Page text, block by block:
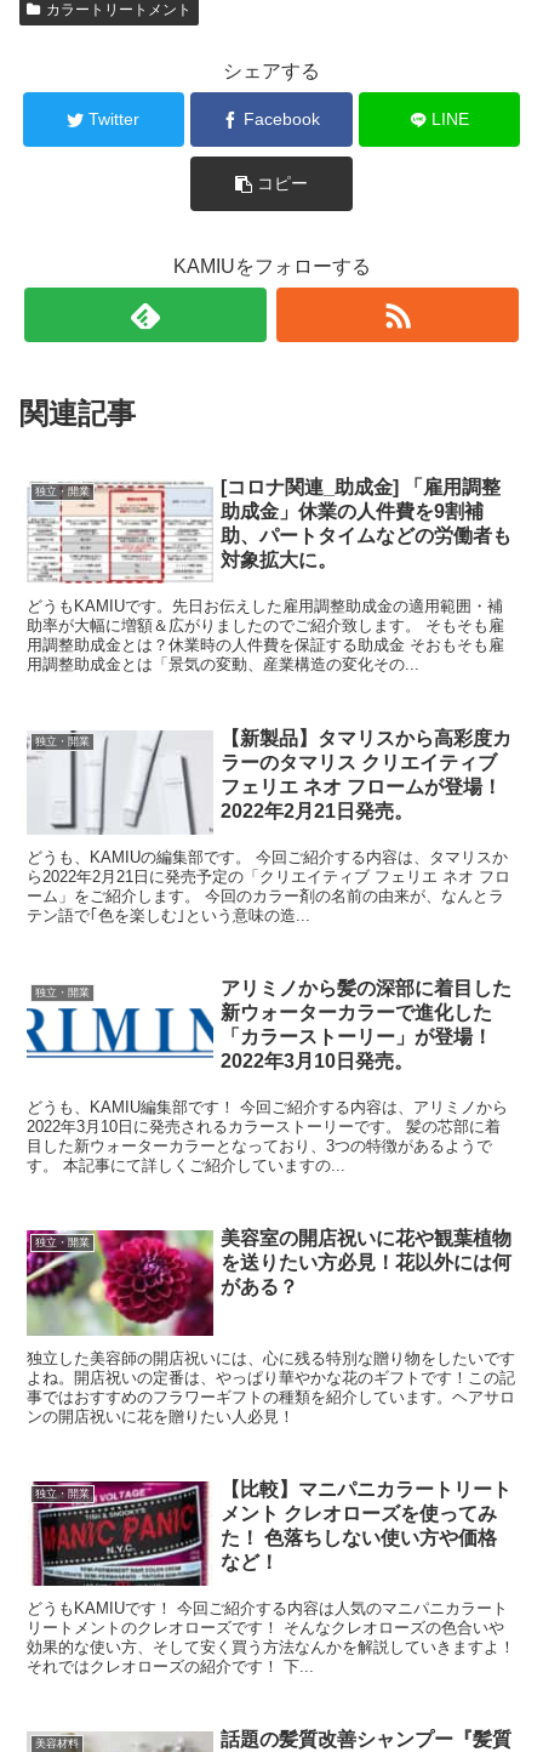
カラートリートメント
シェアする
Twitter Facebook LINE
コピー
KAMIUをフォローする
関連記事
独立・開業
[コロナ関連_助成金] 「雇用調整
助成金」休業の人件費を9割補
助、パートタイムなどの労働者も
対象拡大に。
どうもKAMIUです。先日お伝えした雇用調整助成金の適用範囲・補
助率が大幅に増額＆広がりましたのでご紹介致します。 そもそも雇
用調整助成金とは？休業時の人件費を保証する助成金 そおもそも雇
用調整助成金とは「景気の変動、産業構造の変化その...
独立・開業
【新製品】タマリスから高彩度カ
ラーのタマリス クリエイティブ
フェリエ ネオ フロームが登場！
2022年2月21日発売。
どうも、KAMIUの編集部です。 今回ご紹介する内容は、タマリスか
ら2022年2月21日に発売予定の「クリエイティブ フェリエ ネオ フロ
ーム」をご紹介します。 今回のカラー剤の名前の由来が、なんとラ
テン語で｢色を楽しむ｣という意味の造...
独立・開業
アリミノから髪の深部に着目した
新ウォーターカラーで進化した
「カラーストーリー」が登場！
2022年3月10日発売。
どうも、KAMIU編集部です！ 今回ご紹介する内容は、アリミノから
2022年3月10日に発売されるカラーストーリーです。 髪の芯部に着
目した新ウォーターカラーとなっており、3つの特徴があるようで
す。 本記事にて詳しくご紹介していますの...
独立・開業
美容室の開店祝いに花や観葉植物
を送りたい方必見！花以外には何
がある？
独立した美容師の開店祝いには、心に残る特別な贈り物をしたいです
よね。開店祝いの定番は、やっぱり華やかな花のギフトです！この記
事ではおすすめのフラワーギフトの種類を紹介しています。ヘアサロ
ンの開店祝いに花を贈りたい人必見！
独立・開業
【比較】マニパニカラートリート
メント クレオローズを使ってみ
た！ 色落ちしない使い方や価格
など！
どうもKAMIUです！ 今回ご紹介する内容は人気のマニパニカラート
リートメントのクレオローズです！ そんなクレオローズの色合いや
効果的な使い方、そして安く買う方法なんかを解説していきますよ！
それではクレオローズの紹介です！ 下...
美容材料
話題の髪質改善シャンプー『髪質